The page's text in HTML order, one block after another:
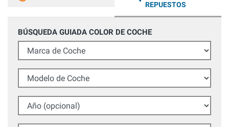
REPUESTOS
BÚSQUEDA GUIADA COLOR DE COCHE
Marca de Coche
Modelo de Coche
Año (opcional)